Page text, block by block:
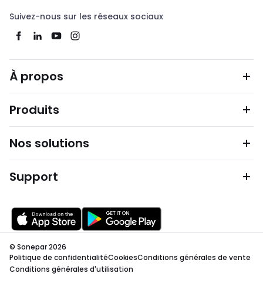
Suivez-nous sur les réseaux sociaux
À propos
Produits
Nos solutions
Support
© Sonepar 2026
Politique de confidentialitéCookiesConditions générales de vente
Conditions générales d'utilisation